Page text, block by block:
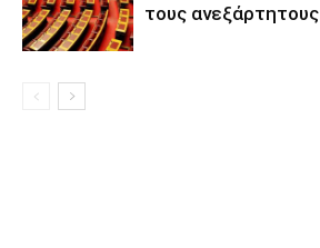
τους ανεξάρτητους